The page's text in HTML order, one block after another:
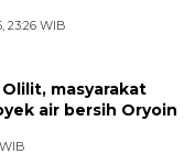
23:26 WIB
masyarakat
air bersih Oryoin